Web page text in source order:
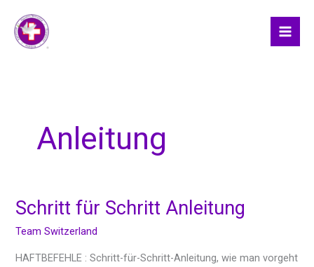
content
Anleitung
Schritt für Schritt Anleitung
Team Switzerland
HAFTBEFEHLE : Schritt-für-Schritt-Anleitung, wie man vorgeht
Schritt
Schritt
Anleitung